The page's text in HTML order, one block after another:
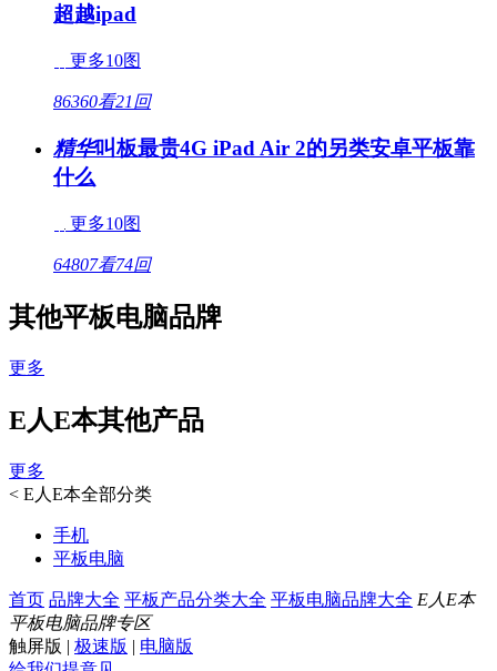
超越ipad
更多10图
86360看21回
精华叫板最贵4G iPad Air 2的另类安卓平板靠
什么
更多10图
64807看74回
其他平板电脑品牌
更多
E人E本其他产品
更多
< E人E本全部分类
手机
平板电脑
首页 品牌大全 平板产品分类大全 平板电脑品牌大全 E人E本
平板电脑品牌专区
触屏版 | 极速版 | 电脑版